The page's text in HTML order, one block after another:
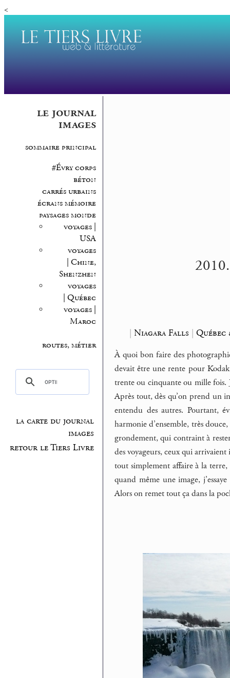
<
le journal
images
sommaire principal
#Évry corps
béton
carrés urbains
écrans mémoire
paysages monde
voyages |
USA
voyages
| Chine,
Shenzhen
voyages
| Québec
voyages |
Maroc
routes, métier
la carte du journal
images
retour le Tiers Livre
| Niagara Falls | Québec
À quoi bon faire des
devait être une rente pour
trente ou cinquante ou mille fois.
Après tout, dès qu’on prend un
entendu des autres. Pourtant,
harmonie d’ensemble, très
grondement, qui contraint à
des voyageurs, ceux qui
tout simplement affaire à la
quand même une image,
Alors on remet tout ça dans la